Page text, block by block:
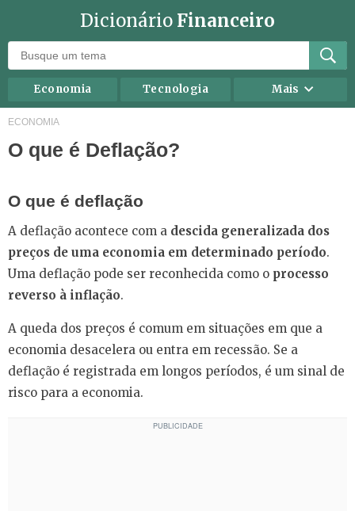
Dicionário Financeiro
Economia Tecnologia Mais
Recursos humanos
Negócios
Carreira
Contabilidade
Finanças Pessoais
ECONOMIA
O que é Deflação?
O que é deflação
A deflação acontece com a descida generalizada dos
preços de uma economia em determinado período.
Uma deflação pode ser reconhecida como o processo
reverso à inflação.
A queda dos preços é comum em situações em que a
economia desacelera ou entra em recessão. Se a
deflação é registrada em longos períodos, é um sinal de
risco para a economia.